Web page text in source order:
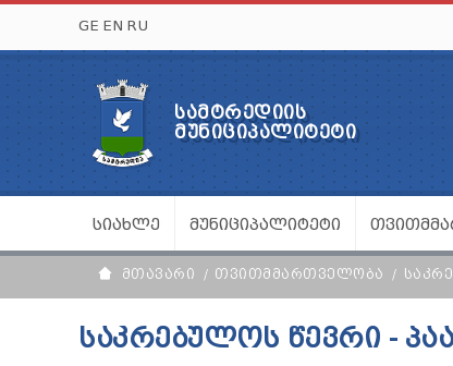
GE EN RU
ᲡᲐᲛᲢᲠᲔᲓᲘᲘᲡ
ᲛᲣᲜᲘᲪᲘᲞᲐᲚᲘᲢᲔᲢᲘ
ᲡᲘᲐᲮᲚᲔ ᲛᲣᲜᲘᲪᲘᲞᲐᲚᲘᲢᲔᲢᲘ
ᲛᲗᲐᲕᲐᲠᲘ ᲗᲕᲘᲗᲛᲛᲐᲠᲗᲕᲔᲚᲝᲑᲐ
ᲡᲐᲙᲠᲔᲑᲣᲚᲝᲡ ᲬᲔᲕᲠᲘ -